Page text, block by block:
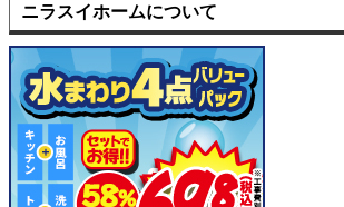
ニラスイホームについて